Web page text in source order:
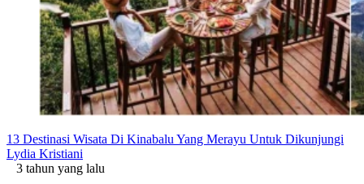
13 Destinasi Wisata Di Kinabalu Yang Merayu Untuk Dikunjungi
Lydia Kristiani
3 tahun yang lalu